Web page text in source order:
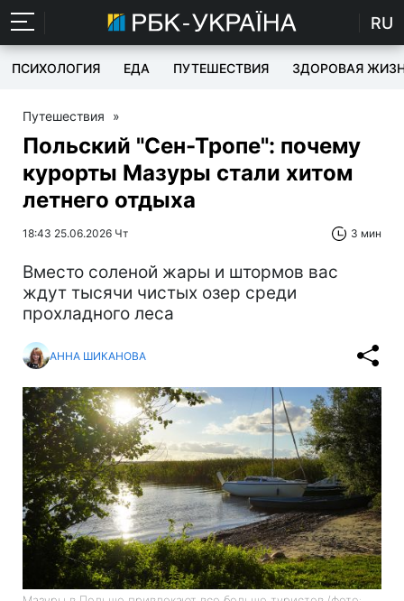
RU
ПСИХОЛОГИЯ ЕДА ПУТЕШЕСТВИЯ ЗДОРОВАЯ
Путешествия »
Польский "Сен-Тропе": почему
курорты Мазуры стали хитом
летнего отдыха
18:43 25.06.2026 Чт 3 мин
Вместо соленой жары и штормов вас
ждут тысячи чистых озер среди
прохладного леса
АННА ШИКАНОВА